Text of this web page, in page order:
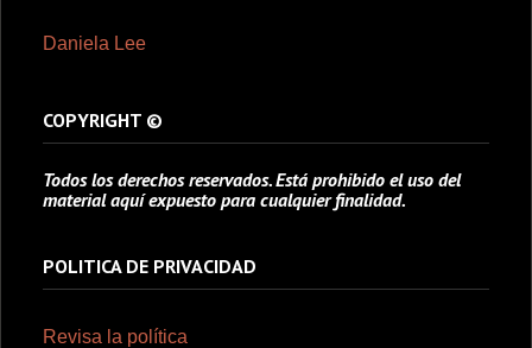
Daniela Lee
COPYRIGHT ©
Todos los derechos reservados. Está prohibido el uso del
material aquí expuesto para cualquier finalidad.
POLITICA DE PRIVACIDAD
Revisa la política